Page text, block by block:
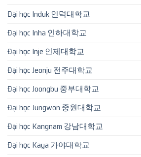
Đại học Induk 인덕대학교
Đại học Inha 인하대학교
Đại học Inje 인제대학교
Đại học Jeonju 전주대학교
Đại học Joongbu 중부대학교
Đại học Jungwon 중원대학교
Đại học Kangnam 강남대학교
Đại học Kaya 가야대학교